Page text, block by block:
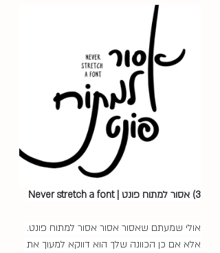
3) אסור למתוח פונט | Never stretch a font
אולי שמעתם שאסור אסור אסור למתוח פונט.
אלא אם כן הכוונה שלך הוא דווקא למעוך את